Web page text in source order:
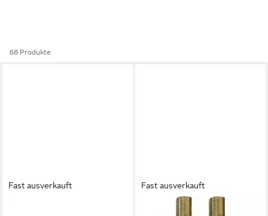
68 Produkte
Fast ausverkauft Fast ausverkauft
WITTENBERG ANTENNEN